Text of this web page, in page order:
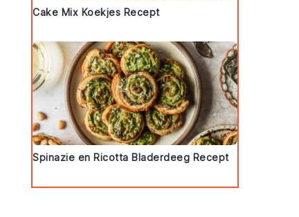
Cake Mix Koekjes Recept
Spinazie en Ricotta Bladerdeeg Recept